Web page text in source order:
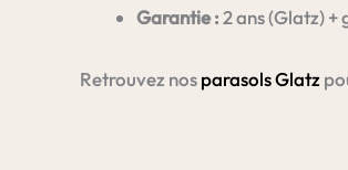
Garantie :2 ans (Glatz)
Retrouvez nosparasols Glatz